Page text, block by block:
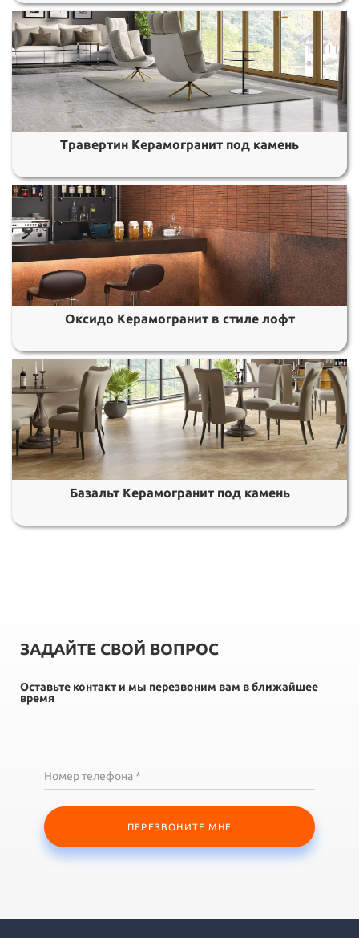
Травертин Керамогранит под камень
Оксидо Керамогранит в стиле лофт
Базальт Керамогранит под камень
ЗАДАЙТЕ СВОЙ ВОПРОС
Оставьте контакт и мы перезвоним вам в ближайшее
время
Номер телефона *
ПЕРЕЗВОНИТЕ МНЕ